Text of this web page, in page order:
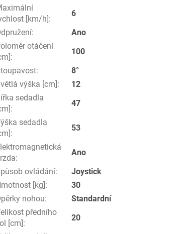
[km/h]:
6
:
Ano
otáčení
:
100
:
8°
výška [cm]:
12
sedadla
:
47
sedadla
:
53
:
Ano
ovládání:
Joystick
[kg]:
30
nohou:
Standardní
předního
[cm]:
20